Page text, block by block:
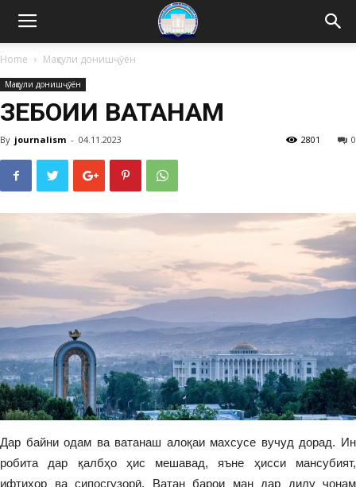
Home Маҳсули донишҷӯён
Маҳсули донишҷӯён
ЗЕБОИИ ВАТАНАМ
By journalism - 04.11.2023 0
2801
Дар байни одам ва ватанаш алоқаи махсусе вучуд дорад. Ин
робита дар қалбҳо ҳис мешавад, яъне ҳисси мансубият,
ифтихор ва сипосгузорӣ. Ватан барои ман дар дилу ҷонам